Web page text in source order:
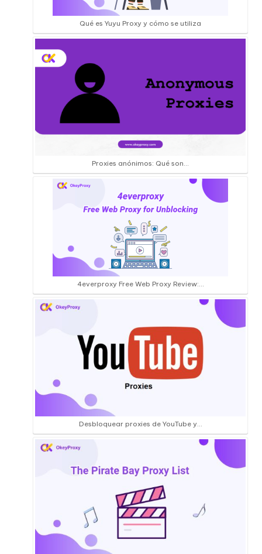
Qué es Yuyu Proxy y cómo se utiliza
Proxies anónimos: Qué son...
4everproxy Free Web Proxy Review:…
Desbloquear proxies de YouTube y...